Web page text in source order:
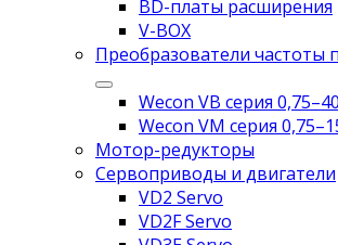
BD-платы расширения
V-BOX
Преобразователи
Wecon VB серия
Wecon VM серия
Мотор-редукторы
Сервоприводы и двигатели
VD2 Servo
VD2F Servo